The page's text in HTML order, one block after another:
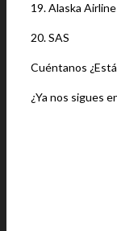
19. Alaska
20. SAS
Cuéntanos
¿Ya nos sigues